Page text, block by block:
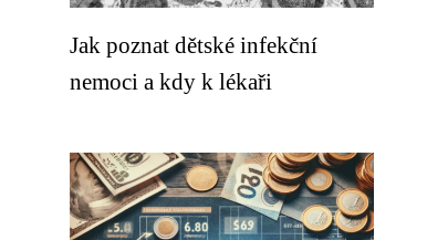
Jak poznat dětské infekční
nemoci a kdy k lékaři